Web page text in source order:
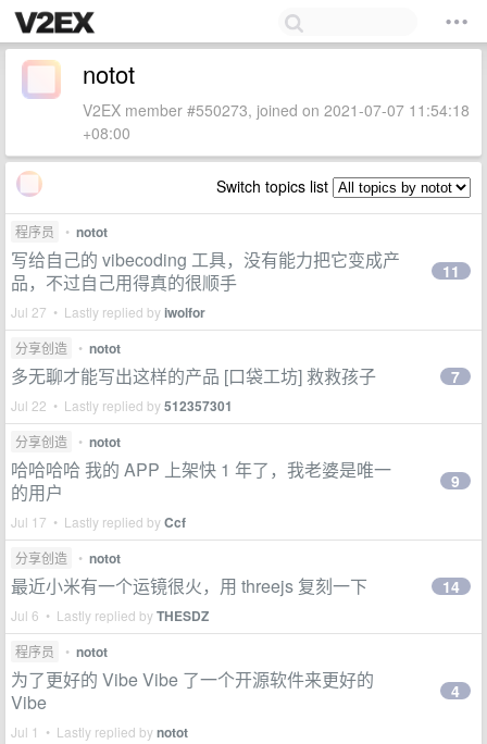
notot
V2EX member #550273, joined on 2021-07-07 11:54:18
+08:00
Switch topics list
程序员 • notot
写给自己的 vibecoding 工具，没有能力把它变成产
品，不过自己用得真的很顺手
Jul 27 • Lastly replied byiwolfor
11
分享创造 • notot
多无聊才能写出这样的产品 [口袋工坊] 救救孩子
Jul 22 • Lastly replied by512357301
7
分享创造 • notot
哈哈哈哈 我的 APP 上架快 1 年了，我老婆是唯一
的用户
Jul 17 • Lastly replied byCcf
9
分享创造 • notot
最近小米有一个运镜很火，用 threejs 复刻一下
Jul 6 • Lastly replied byTHESDZ
14
程序员 • notot
为了更好的 Vibe Vibe 了一个开源软件来更好的
Vibe
Jul 1 • Lastly replied bynotot
4